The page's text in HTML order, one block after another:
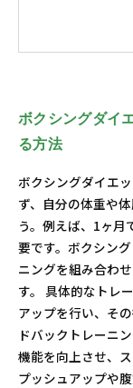
ボクシング
今すぐ始め
う
新しい挑戦
法
ボクシングダイ
る方法
ボクシングダイエ
ず、自分の体重や
う。例えば、1ヶ月
要です。ボクシン
ニングを組み合わ
す。 具体的なトレ
アップを行い、そ
ドバックトレーニ
機能を向上させ、
プッシュアップや